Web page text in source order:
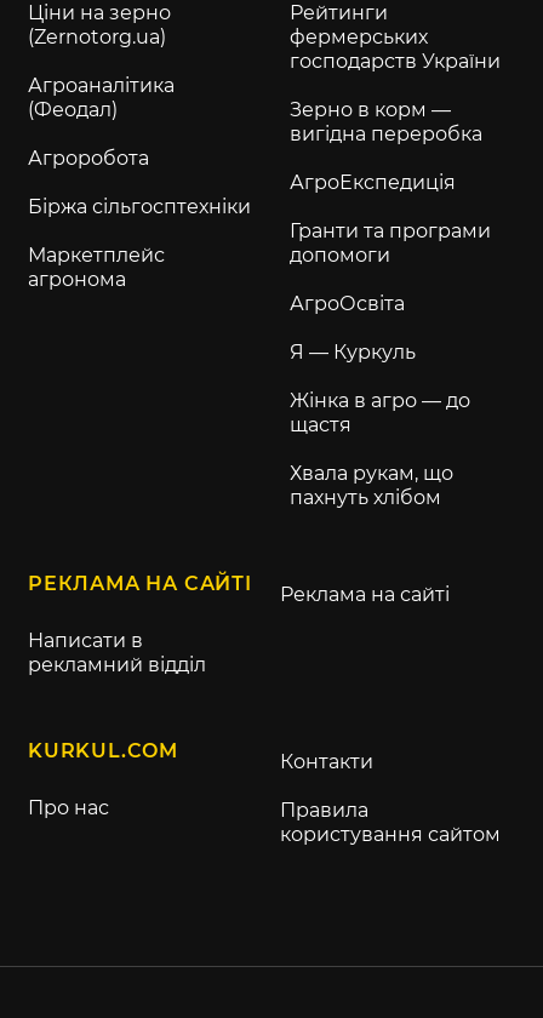
Ціни на зерно
(Zernotorg.ua)
Агроаналітика
(Феодал)
Агроробота
Біржа сільгосптехніки
Маркетплейс
агронома
Рейтинги
фермерських
господарств України
Зерно в корм —
вигідна переробка
АгроЕкспедиція
Гранти та програми
допомоги
АгроОсвіта
Я — Куркуль
Жінка в агро — до
щастя
Хвала рукам, що
пахнуть хлібом
РЕКЛАМА НА САЙТІ
Написати в
рекламний відділ
Реклама на сайті
KURKUL.COM
Про нас
Контакти
Правила
користування сайтом